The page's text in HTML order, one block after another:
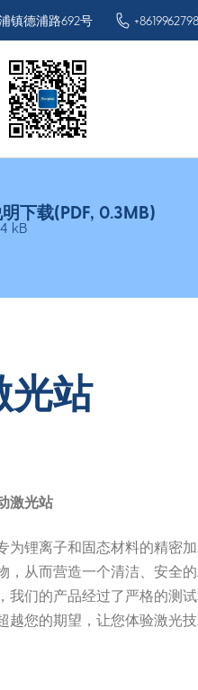
镇德浦路692号
下载(PDF, 0.3MB)
kB
光站
激光站
为锂离子和固态材料的精密
，从而营造一个清洁、安全
我们的产品经过了严格的测
越您的期望，让您体验激光技